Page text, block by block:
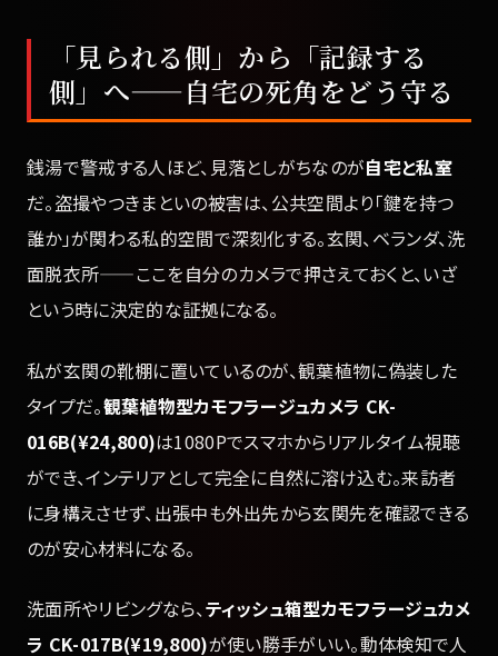
「見られる側」から「記録する
側」へ——自宅の死角をどう守る
銭湯で警戒する人ほど、見落としがちなのが自宅と私室
だ。盗撮やつきまといの被害は、公共空間より「鍵を持つ
誰か」が関わる私的空間で深刻化する。玄関、ベランダ、洗
面脱衣所——ここを自分のカメラで押さえておくと、いざ
という時に決定的な証拠になる。
私が玄関の靴棚に置いているのが、観葉植物に偽装した
タイプだ。観葉植物型カモフラージュカメラ CK-
016B(¥24,800)は1080Pでスマホからリアルタイム視聴
ができ、インテリアとして完全に自然に溶け込む。来訪者
に身構えさせず、出張中も外出先から玄関先を確認できる
のが安心材料になる。
洗面所やリビングなら、ティッシュ箱型カモフラージュカメ
ラ CK-017B(¥19,800)が使い勝手がいい。動体検知で人